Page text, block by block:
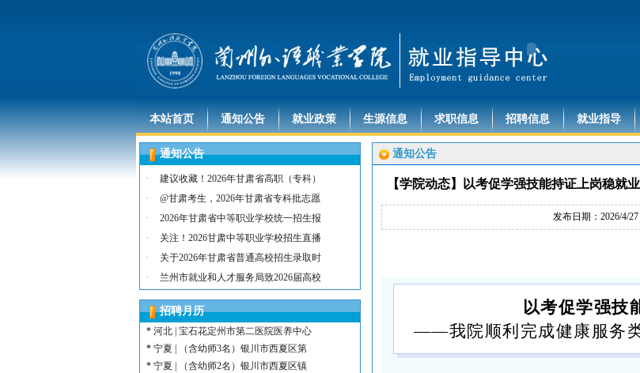
本站首页 通知公告 就业政策 生源信息 求职信息 招聘信息 就业指导
通知公告
·
建议收藏！2026年甘肃省高职（专科）
·
@甘肃考生，2026年甘肃省专科批志愿
·
2026年甘肃省中等职业学校统一招生报
·
关注！2026甘肃中等职业学校招生直播
·
关于2026年甘肃省普通高校招生录取时
·
兰州市就业和人才服务局致2026届高校
招聘月历
内蒙古 | （含护士3人）兴安长生肾病
宁夏 | （含护士2名）灵武市福灵养老
*
陕西 | （含护士5人）宝鸡蔡家坡普安
*河北 | （含护士6人）吴桥县中西医结
* 河北 | 宝石花定州市第二医院医养中心
* 宁夏 | （含幼师3名）银川市西夏区第
* 宁夏 | （含幼师2名）银川市西夏区镇
通知公告
【学院动态】以考促学强技能持证上岗稳
发布日期：2026/4/
以考促学强技
——我院顺利完成健康服务